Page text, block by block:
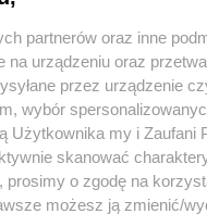
korzystania z portali
partnerów oraz inne
na urządzeniu oraz
przez urządzenie
wybór
Użytkownika my i
skanować
o zgodę na
możesz ją zmienić/